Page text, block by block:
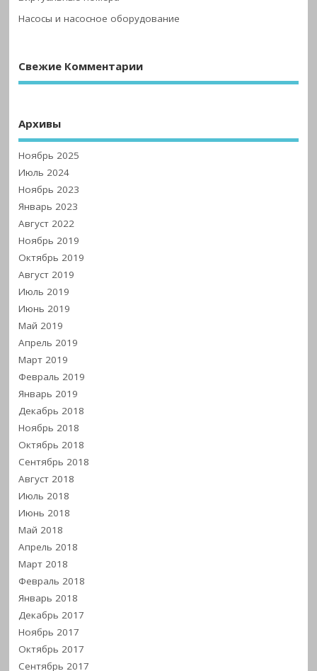
Насосы и насосное оборудование
Свежие Комментарии
Архивы
Ноябрь 2025
Июль 2024
Ноябрь 2023
Январь 2023
Август 2022
Ноябрь 2019
Октябрь 2019
Август 2019
Июль 2019
Июнь 2019
Май 2019
Апрель 2019
Март 2019
Февраль 2019
Январь 2019
Декабрь 2018
Ноябрь 2018
Октябрь 2018
Сентябрь 2018
Август 2018
Июль 2018
Июнь 2018
Май 2018
Апрель 2018
Март 2018
Февраль 2018
Январь 2018
Декабрь 2017
Ноябрь 2017
Октябрь 2017
Сентябрь 2017